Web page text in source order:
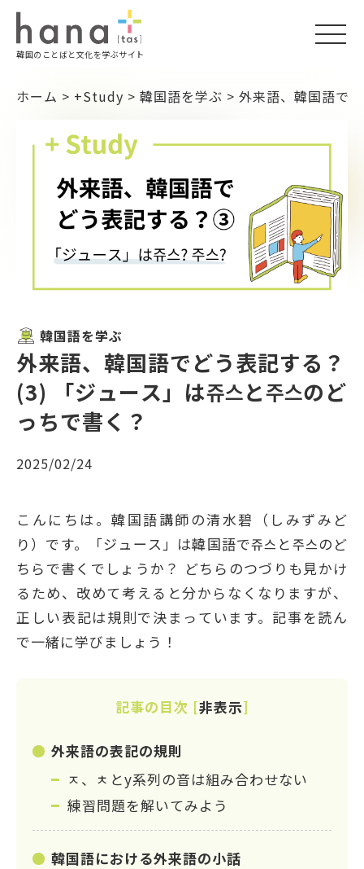
韓国のことばと文化を学ぶサイト
ホーム > +Study > 韓国語を学ぶ > 外来語、韓国語で
韓国語を学ぶ
外来語、韓国語でどう表記する？
(3) 「ジュース」は쥬스と주스のど
っちで書く？
2025/02/24
こんにちは。韓国語講師の清水碧（しみずみど
り）です。「ジュース」は韓国語で쥬스と주스のど
ちらで書くでしょうか？ どちらのつづりも見かけ
るため、改めて考えると分からなくなりますが、
正しい表記は規則で決まっています。記事を読ん
で一緒に学びましょう！
記事の目次 [非表示]
外来語の表記の規則
ㅈ、ㅊとy系列の音は組み合わせない
練習問題を解いてみよう
韓国語における外来語の小話